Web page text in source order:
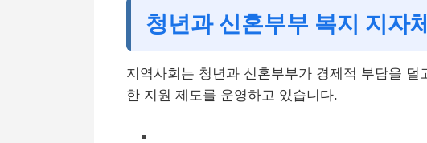
청년과 신혼부부 복지 지자
지역사회는 청년과 신혼부부가 경제적 부담을
한 지원 제도를 운영하고 있습니다.